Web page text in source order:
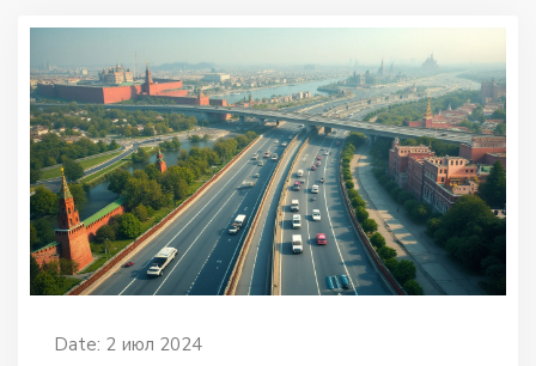
Date: 2 июл 2024